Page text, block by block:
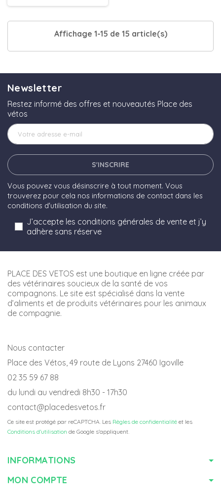
DÉTAILS
Affichage 1-15 de 15 article(s)
Newsletter
Restez informé des offres et nouveautés Place des
vétos
S'INSCRIRE
Vous pouvez vous désinscrire à tout moment. Vous
trouverez pour cela nos informations de contact dans les
conditions d'utilisation du site.
J’accepte les conditions générales de vente et j’y
adhère sans réserve
PLACE DES VETOS est une boutique en ligne créée par
des vétérinaires soucieux de la santé de vos
compagnons. Le site est spécialisé dans la vente
d’aliments et de produits vétérinaires pour les animaux
de compagnie.
Nous contacter
Place des Vétos, 49 route de Lyons 27460 Igoville
02 35 59 67 88
du lundi au vendredi 8h30 - 17h30
contact@placedesvetos.fr
Ce site est protégé par reCAPTCHA. Les Règles de confidentialité et les
Conditions d'utilisation de Google s'appliquent.
INFORMATIONS
MON COMPTE